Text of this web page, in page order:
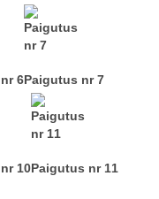
6Paigutus nr 7
10Paigutus nr 11